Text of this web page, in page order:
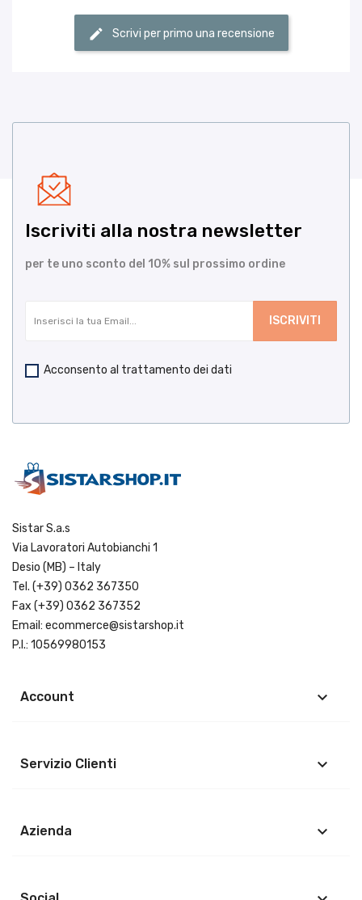
Scrivi per primo una recensione
Iscriviti alla nostra newsletter
per te uno sconto del 10% sul prossimo ordine
Acconsento al trattamento dei dati
Sistar S.a.s
Via Lavoratori Autobianchi 1
Desio (MB) – Italy
Tel. (+39) 0362 367350
Fax (+39) 0362 367352
Email: ecommerce@sistarshop.it
P.I.: 10569980153
Account keyboard_arrow_down
Servizio Clienti keyboard_arrow_down
Azienda keyboard_arrow_down